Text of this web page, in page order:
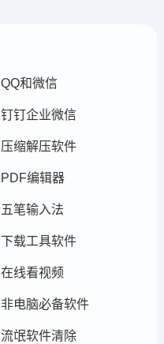
QQ和微信
钉钉企业微信
压缩解压软件
PDF编辑器
五笔输入法
下载工具软件
在线看视频
非电脑必备软件
流氓软件清除